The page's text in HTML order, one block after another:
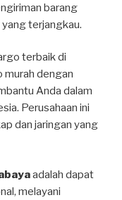
barang
terjangkau.
terbaik di
murah dengan
Anda dalam
Perusahaan ini
dan jaringan yang
adalah dapat
melayani